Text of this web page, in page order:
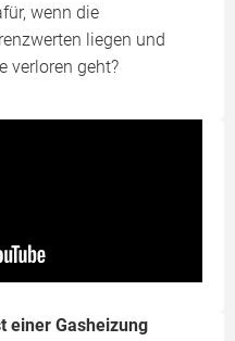
wenn die
liegen und
verloren geht?
einer Gasheizung